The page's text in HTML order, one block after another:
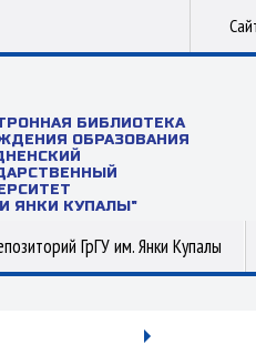
БИБЛИОТЕКА
ОБРАЗОВАНИЯ
ЯНКИ КУПАЛЫ"
ГрГУ им. Янки Купалы